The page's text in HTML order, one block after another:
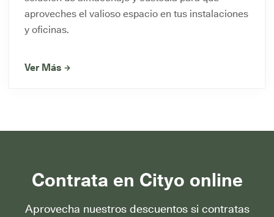
aproveches el valioso espacio en tus instalaciones
y oficinas.
Ver Más
Contrata en Cityo online
Aprovecha nuestros descuentos si contratas